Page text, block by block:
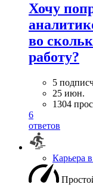
Хочу
во
работу?
5
25 июн.
1304
6
ответов
Карьера